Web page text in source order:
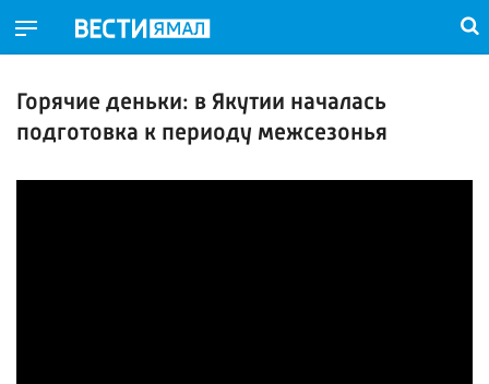
Горячие деньки: в Якутии началась
подготовка к периоду межсезонья